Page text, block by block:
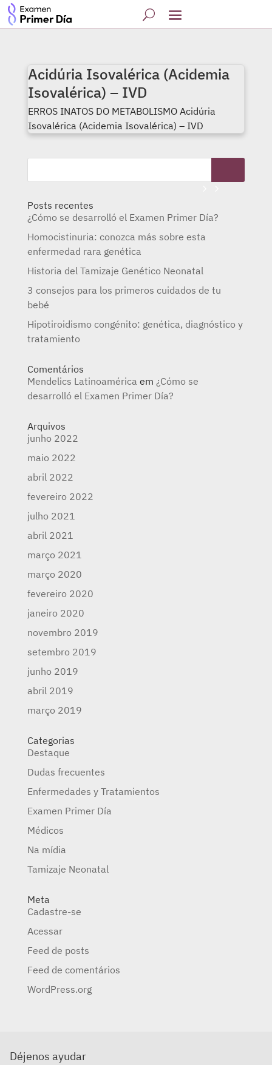
Acidúria Isovalérica (Acidemia
Isovalérica) – IVD
ERROS INATOS DO METABOLISMO Acidúria
Isovalérica (Acidemia Isovalérica) – IVD
Posts recentes
¿Cómo se desarrolló el Examen Primer Día?
Homocistinuria: conozca más sobre esta
enfermedad rara genética
Historia del Tamizaje Genético Neonatal
3 consejos para los primeros cuidados de tu
bebé
Hipotiroidismo congénito: genética, diagnóstico y
tratamiento
Comentários
Mendelics Latinoamérica em ¿Cómo se
desarrolló el Examen Primer Día?
Arquivos
junho 2022
maio 2022
abril 2022
fevereiro 2022
julho 2021
abril 2021
março 2021
março 2020
fevereiro 2020
janeiro 2020
novembro 2019
setembro 2019
junho 2019
abril 2019
março 2019
Categorias
Destaque
Dudas frecuentes
Enfermedades y Tratamientos
Examen Primer Día
Médicos
Na mídia
Tamizaje Neonatal
Meta
Cadastre-se
Acessar
Feed de posts
Feed de comentários
WordPress.org
Déjenos ayudar